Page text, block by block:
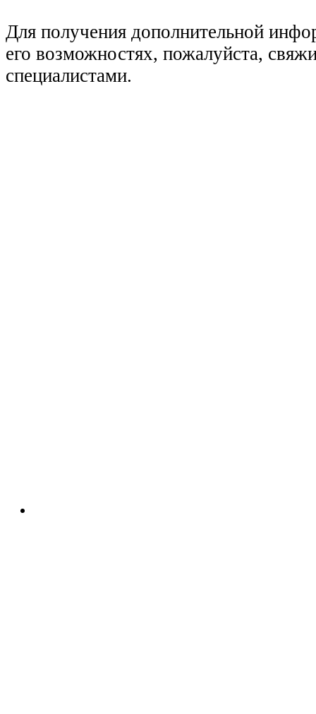
Для получения дополнительной
его возможностях, пожалуйста,
специалистами.